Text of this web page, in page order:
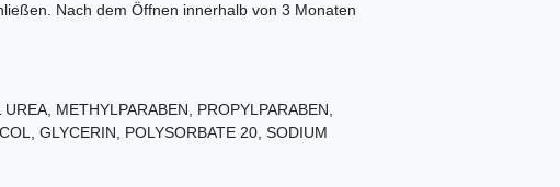
Nach dem Öffnen innerhalb von 3 Monaten
METHYLPARABEN, PROPYLPARABEN,
GLYCERIN, POLYSORBATE 20, SODIUM